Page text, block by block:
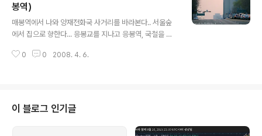
봉역)
매봉역에서 나와 양재전화국 사거리를 바라본다.. 서울숲
에서 집으로 향한다... 응봉교를 지나고 응봉역, 국철을 타
가는 버스를 탄다... 가까운 전철은 개포동역이 있고 대치역
By MetalleR
0 0 2008. 4. 6.
이 블로그 인기글